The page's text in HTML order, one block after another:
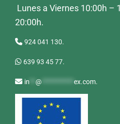
Lunes a Viernes 10:00h –
20:00h.
924 041 130.
639 93 45 77.
in **@ ***********ex.com.